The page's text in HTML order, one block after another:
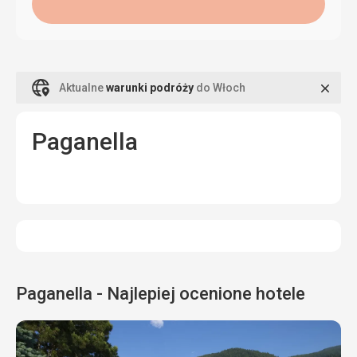
Aktualnewarunki podróży do Włoch
Paganella
Paganella - Najlepiej ocenione hotele